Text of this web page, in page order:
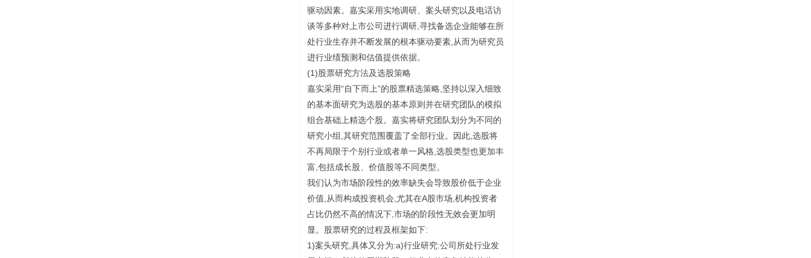
驱动因素。嘉实采用实地调研、案头研究以及电话访
谈等多种对上市公司进行调研,寻找备选企业能够在所
处行业生存并不断发展的根本驱动要素,从而为研究员
进行业绩预测和估值提供依据。
(1)股票研究方法及选股策略
嘉实采用“自下而上”的股票精选策略,坚持以深入细致
的基本面研究为选股的基本原则并在研究团队的模拟
组合基础上精选个股。嘉实将研究团队划分为不同的
研究小组,其研究范围覆盖了全部行业。因此,选股将
不再局限于个别行业或者单一风格,选股类型也更加丰
富,包括成长股、价值股等不同类型。
我们认为市场阶段性的效率缺失会导致股价低于企业
价值,从而构成投资机会,尤其在A股市场,机构投资者
占比仍然不高的情况下,市场的阶段性无效会更加明
显。股票研究的过程及框架如下:
1)案头研究,具体又分为:a)行业研究:公司所处行业发